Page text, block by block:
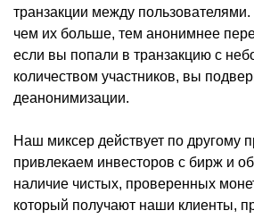
транзакции между пользователями.
чем их больше, тем анонимнее
если вы попали в транзакцию с
количеством участников, вы
деанонимизации.
Наш миксер действует по другому
привлекаем инвесторов с бирж и
наличие чистых, проверенных
который получают наши клиенты,